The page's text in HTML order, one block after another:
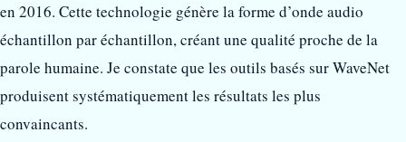
en 2016. Cette technologie génère la forme d’onde audio
échantillon par échantillon, créant une qualité proche de la
parole humaine. Je constate que les outils basés sur WaveNet
produisent systématiquement les résultats les plus
convaincants.